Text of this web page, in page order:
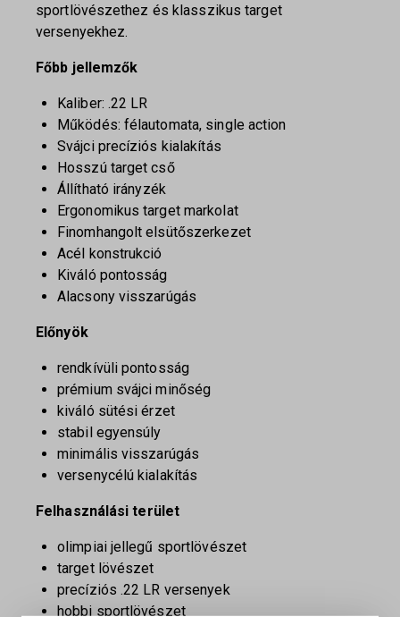
sportlövészethez és klasszikus target
versenyekhez.
Főbb jellemzők
Kaliber: .22 LR
Működés: félautomata, single action
Svájci precíziós kialakítás
Hosszú target cső
Állítható irányzék
Ergonomikus target markolat
Finomhangolt elsütőszerkezet
Acél konstrukció
Kiváló pontosság
Alacsony visszarúgás
Előnyök
rendkívüli pontosság
prémium svájci minőség
kiváló sütési érzet
stabil egyensúly
minimális visszarúgás
versenycélú kialakítás
Felhasználási terület
olimpiai jellegű sportlövészet
target lövészet
precíziós .22 LR versenyek
hobbi sportlövészet